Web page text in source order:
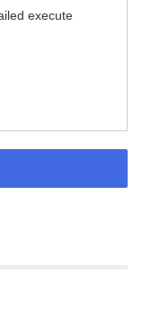
execute